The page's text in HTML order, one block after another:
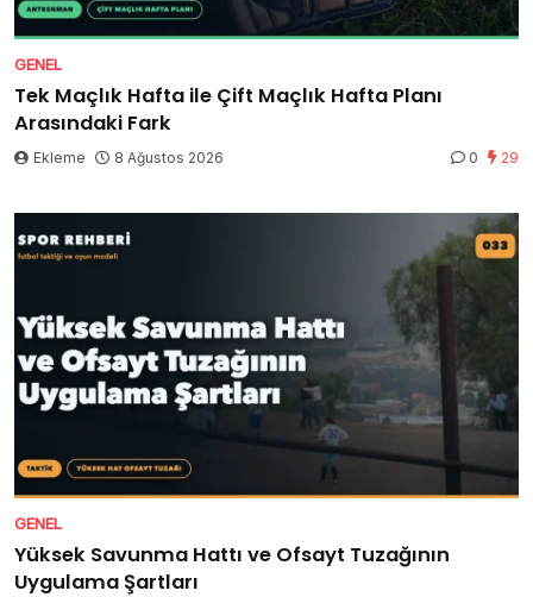
GENEL
Tek Maçlık Hafta ile Çift Maçlık Hafta Planı
Arasındaki Fark
Ekleme 8 Ağustos 2026 0 29
GENEL
Yüksek Savunma Hattı ve Ofsayt Tuzağının
Uygulama Şartları